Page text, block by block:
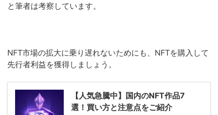
と筆者は考察しています。
NFT市場の拡大に乗り遅れないためにも、NFTを購入して
先行者利益を獲得しましょう。
【人気急騰中】国内のNFT作品7
選！買い方と注意点をご紹介